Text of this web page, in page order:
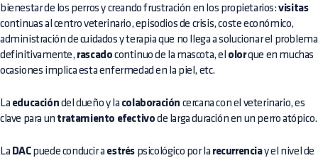
bienestar de los perros y creando frustración en los propietarios:visitas
continuas al centro veterinario, episodios de crisis, coste económico,
administración de cuidados y terapia que no llega a solucionar el problema
definitivamente, rascado continuo de la mascota, el olorque en muchas
ocasiones implica esta enfermedad en la piel, etc.
La educación del dueño y la colaboración cercana con el veterinario, es
clave para un tratamiento efectivo de larga duración en un perro atópico.
La DACpuede conducir a estrés psicológico por la recurrenciay el nivel de